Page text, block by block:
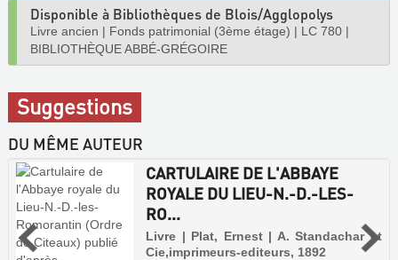
Disponible à Bibliothèques de Blois/Agglopolys
Livre ancien | Fonds patrimonial (3ème étage) | LC 780 |
BIBLIOTHÈQUE ABBÉ-GRÉGOIRE
Suggestions
DU MÊME AUTEUR
CARTULAIRE DE L'ABBAYE
ROYALE DU LIEU-N.-D.-LES-
RO...
Livre | Plat, Ernest | A. Standachar et
Cie,imprimeurs-editeurs, 1892